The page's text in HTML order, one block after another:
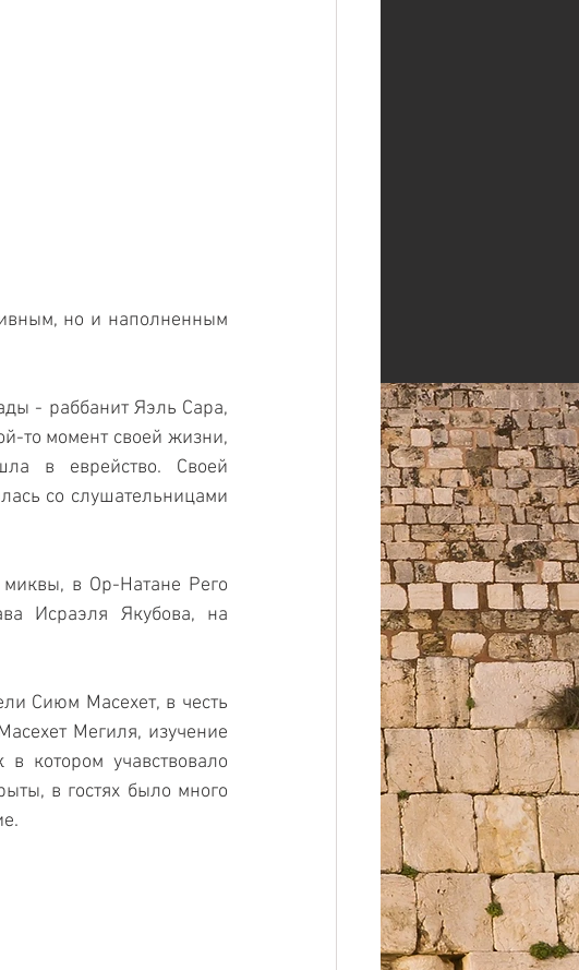
но и наполненным
- раббанит Яэль Сара,
то момент своей жизни,
в еврейство. Своей
со слушательницами
в Ор-Натане Рего
Исраэля Якубова, на
Сиюм Масехет, в честь
Мегиля, изучение
котором учавствовало
в гостях было много